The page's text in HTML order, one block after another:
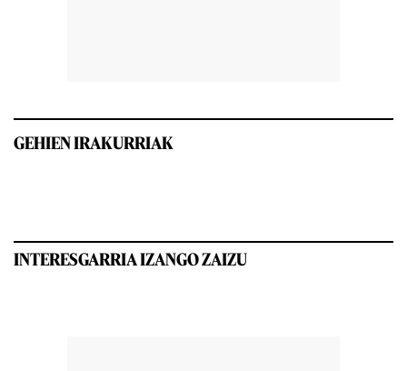
GEHIEN IRAKURRIAK
INTERESGARRIA IZANGO ZAIZU